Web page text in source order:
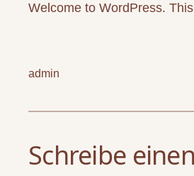
Welcome to WordPress.
admin
Schreibe